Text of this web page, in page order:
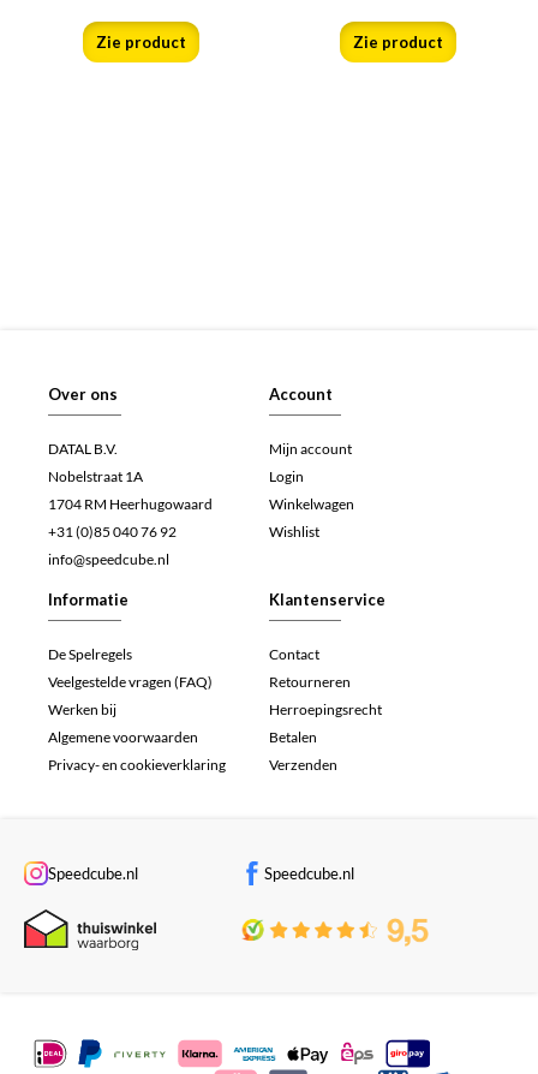
Zie product Zie product
Over ons
DATAL B.V.
Nobelstraat 1A
1704 RM Heerhugowaard
+31 (0)85 040 76 92
info@speedcube.nl
Account
Mijn account
Login
Winkelwagen
Wishlist
Informatie
De Spelregels
Veelgestelde vragen (FAQ)
Werken bij
Algemene voorwaarden
Privacy- en cookieverklaring
Klantenservice
Contact
Retourneren
Herroepingsrecht
Betalen
Verzenden
Speedcube.nl Speedcube.nl